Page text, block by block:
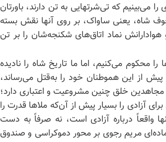
می‌بینیم که تی‌شرتهایی به تن دارند، باورتان
شاه، یعنی ساواک، بر روی آنها نقش بسته
نماد اتاق‌های شکنجه‌شان را بر تن
محکوم می‌کنیم، اما ما تاریخ شاه را نادیده
از این هموطنان خود را به‌قتل می‌رساند،
خلق چنین مشروعیت و اعتباری دارد؛
آزادی را بسیار پیش از آن‌که ملاها قدرت را
واقعاً درباره آزادی است، نه صرفاً به دست
قدرت. و باید از آنها قدردانی کرد که طرح ۱۰ ماده‌ای مریم رجوی بر محور دموکراسی و صندوق